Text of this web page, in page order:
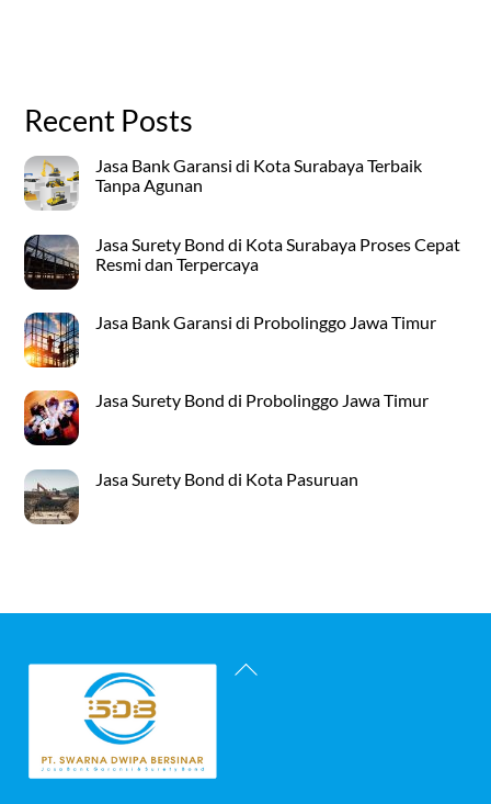
Recent Posts
Jasa Bank Garansi di Kota Surabaya Terbaik
Tanpa Agunan
Jasa Surety Bond di Kota Surabaya Proses Cepat
Resmi dan Terpercaya
Jasa Bank Garansi di Probolinggo Jawa Timur
Jasa Surety Bond di Probolinggo Jawa Timur
Jasa Surety Bond di Kota Pasuruan
Back